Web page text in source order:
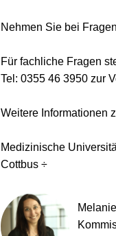
Nehmen Sie bei
Für fachliche Fragen
Tel: 0355 46 3950 zur
Weitere Informationen
Medizinische
Cottbus ÷